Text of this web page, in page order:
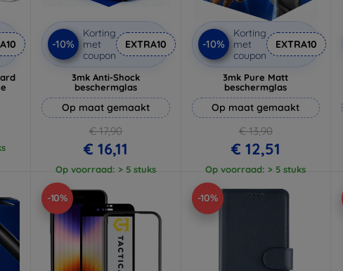
-10%
Korting
met
coupon
EXTRA10
3mk Anti-Shock
beschermglas
Op maat gemaakt
€ 17,90
€ 16,11
Op voorraad: > 5 stuks
-10%
Korting
met
coupon
EXTRA10
3mk Pure Matt
beschermglas
Op maat gemaakt
€ 13,90
€ 12,51
Op voorraad: > 5 stuks
-10% -10%